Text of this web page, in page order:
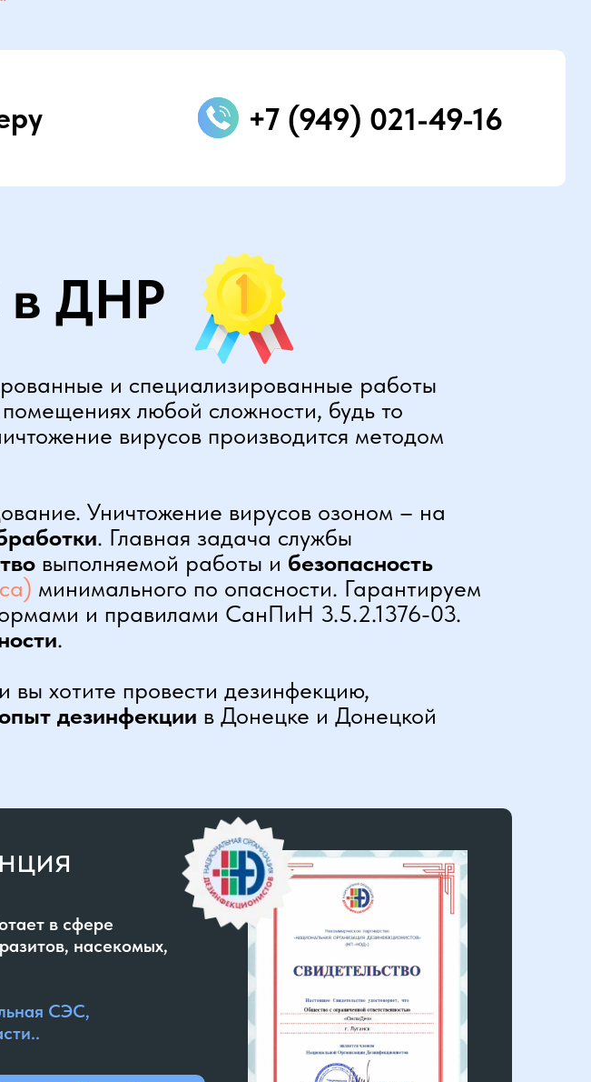
+7 (949) 021-49-16
и специализированные работы
любой сложности, будь то
вирусов производится методом
Уничтожение вирусов озоном – на
. Главная задача службы
выполняемой работы и безопасность
минимального по опасности. Гарантируем
и правилами СанПиН 3.5.2.1376-03.
.
хотите провести дезинфекцию,
дезинфекции в Донецке и Донецкой
в ДНР
в сфере
насекомых,
СЭС,